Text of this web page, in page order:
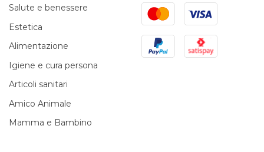
Salute e benessere
Estetica
Alimentazione
Igiene e cura persona
Articoli sanitari
Amico Animale
Mamma e Bambino
MastercardVisa
PayPal Satispay